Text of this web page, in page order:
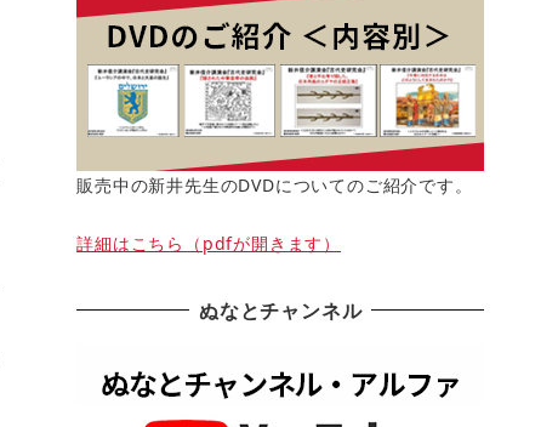
販売中の新井先生のDVDについてのご紹介です。
詳細はこちら（pdfが開きます）
ぬなとチャンネル